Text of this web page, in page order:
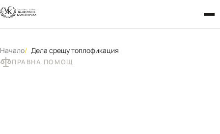
Начало Дела срещу топлофикация
ПРАВНА ПОМОЩ